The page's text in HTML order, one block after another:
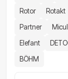
Rotor
Rotakt
Partner
Elefant
BÖHM